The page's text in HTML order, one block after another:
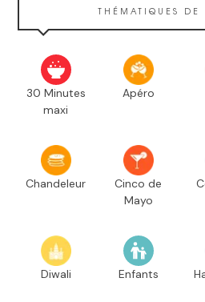
THÉMATIQUES DE
30 Minutes
maxi
Apéro
Chandeleur
Cinco de
Mayo
Diwali Enfants